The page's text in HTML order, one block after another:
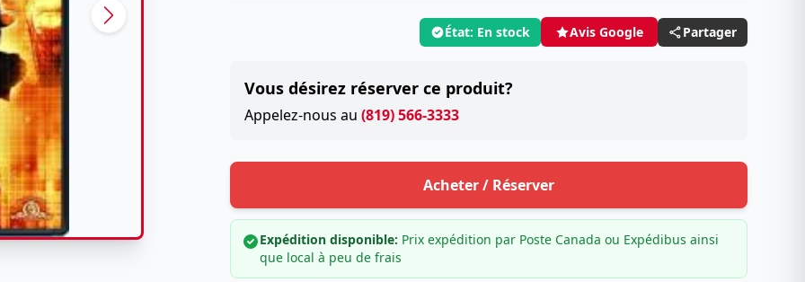
État: En stock Avis Google Partager
Vous désirez réserver ce produit?
Appelez-nous au (819) 566-3333
Acheter / Réserver
Expédition disponible: Prix expédition par Poste Canada ou Expédibus ainsi
que local à peu de frais